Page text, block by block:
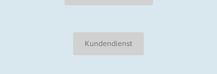
Kundendienst